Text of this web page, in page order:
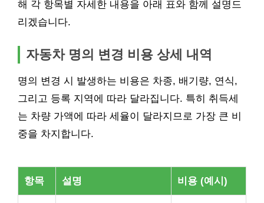
해 각 항목별 자세한 내용을 아래 표와 함께 설명드
리겠습니다.
자동차 명의 변경 비용 상세 내역
명의 변경 시 발생하는 비용은 차종, 배기량, 연식,
그리고 등록 지역에 따라 달라집니다. 특히 취득세
는 차량 가액에 따라 세율이 달라지므로 가장 큰 비
중을 차지합니다.
항목 설명 비용 (예시)